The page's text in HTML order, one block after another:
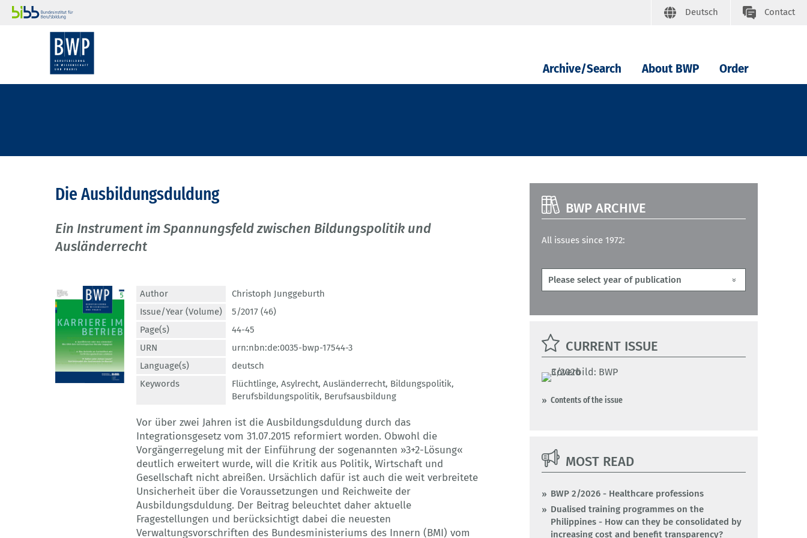
Deutsch Contact
Archive/Search About BWP Order
Die Ausbildungsduldung
Ein Instrument im Spannungsfeld zwischen Bildungspolitik und
Ausländerrecht
Author
Christoph Junggeburth
Issue/Year (Volume)
5/2017 (46)
Page(s)
44-45
URN
urn:nbn:de:0035-bwp-17544-3
Language(s)
deutsch
Keywords
Flüchtlinge, Asylrecht, Ausländerrecht, Bildungspolitik,
Berufsbildungspolitik, Berufsausbildung
Vor über zwei Jahren ist die Ausbildungsduldung durch das
Integrationsgesetz vom 31.07.2015 reformiert worden. Obwohl die
Vorgängerregelung mit der Einführung der sogenannten »3+2-Lösung«
deutlich erweitert wurde, will die Kritik aus Politik, Wirtschaft und
Gesellschaft nicht abreißen. Ursächlich dafür ist auch die weit verbreitete
Unsicherheit über die Voraussetzungen und Reichweite der
Ausbildungsduldung. Der Beitrag beleuchtet daher aktuelle
Fragestellungen und berücksichtigt dabei die neuesten
Verwaltungsvorschriften des Bundesministeriums des Innern (BMI) vom
BWP ARCHIVE
All issues since 1972:
CURRENT ISSUE
Contents of the issue
MOST READ
BWP 2/2026 - Healthcare professions
Dualised training programmes on the
Philippines - How can they be consolidated by
increasing cost and benefit transparency?